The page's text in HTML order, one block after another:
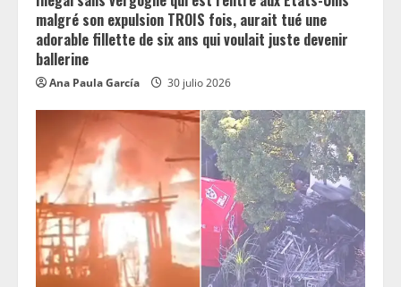
malgré son expulsion TROIS fois, aurait tué une
adorable fillette de six ans qui voulait juste devenir
ballerine
Ana Paula García 30 julio 2026